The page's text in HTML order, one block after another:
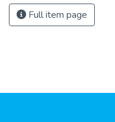
Full item page